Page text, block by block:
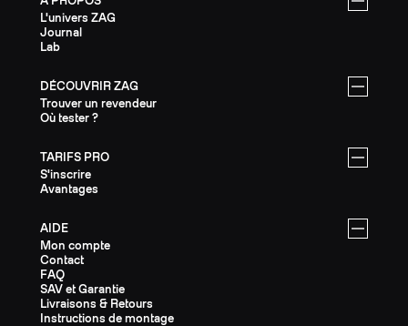
L'univers ZAG
Journal
Lab
DÉCOUVRIR ZAG
Trouver un revendeur
Où tester ?
TARIFS PRO
S'inscrire
Avantages
AIDE
Mon compte
Contact
FAQ
SAV et Garantie
Livraisons & Retours
Instructions de montage